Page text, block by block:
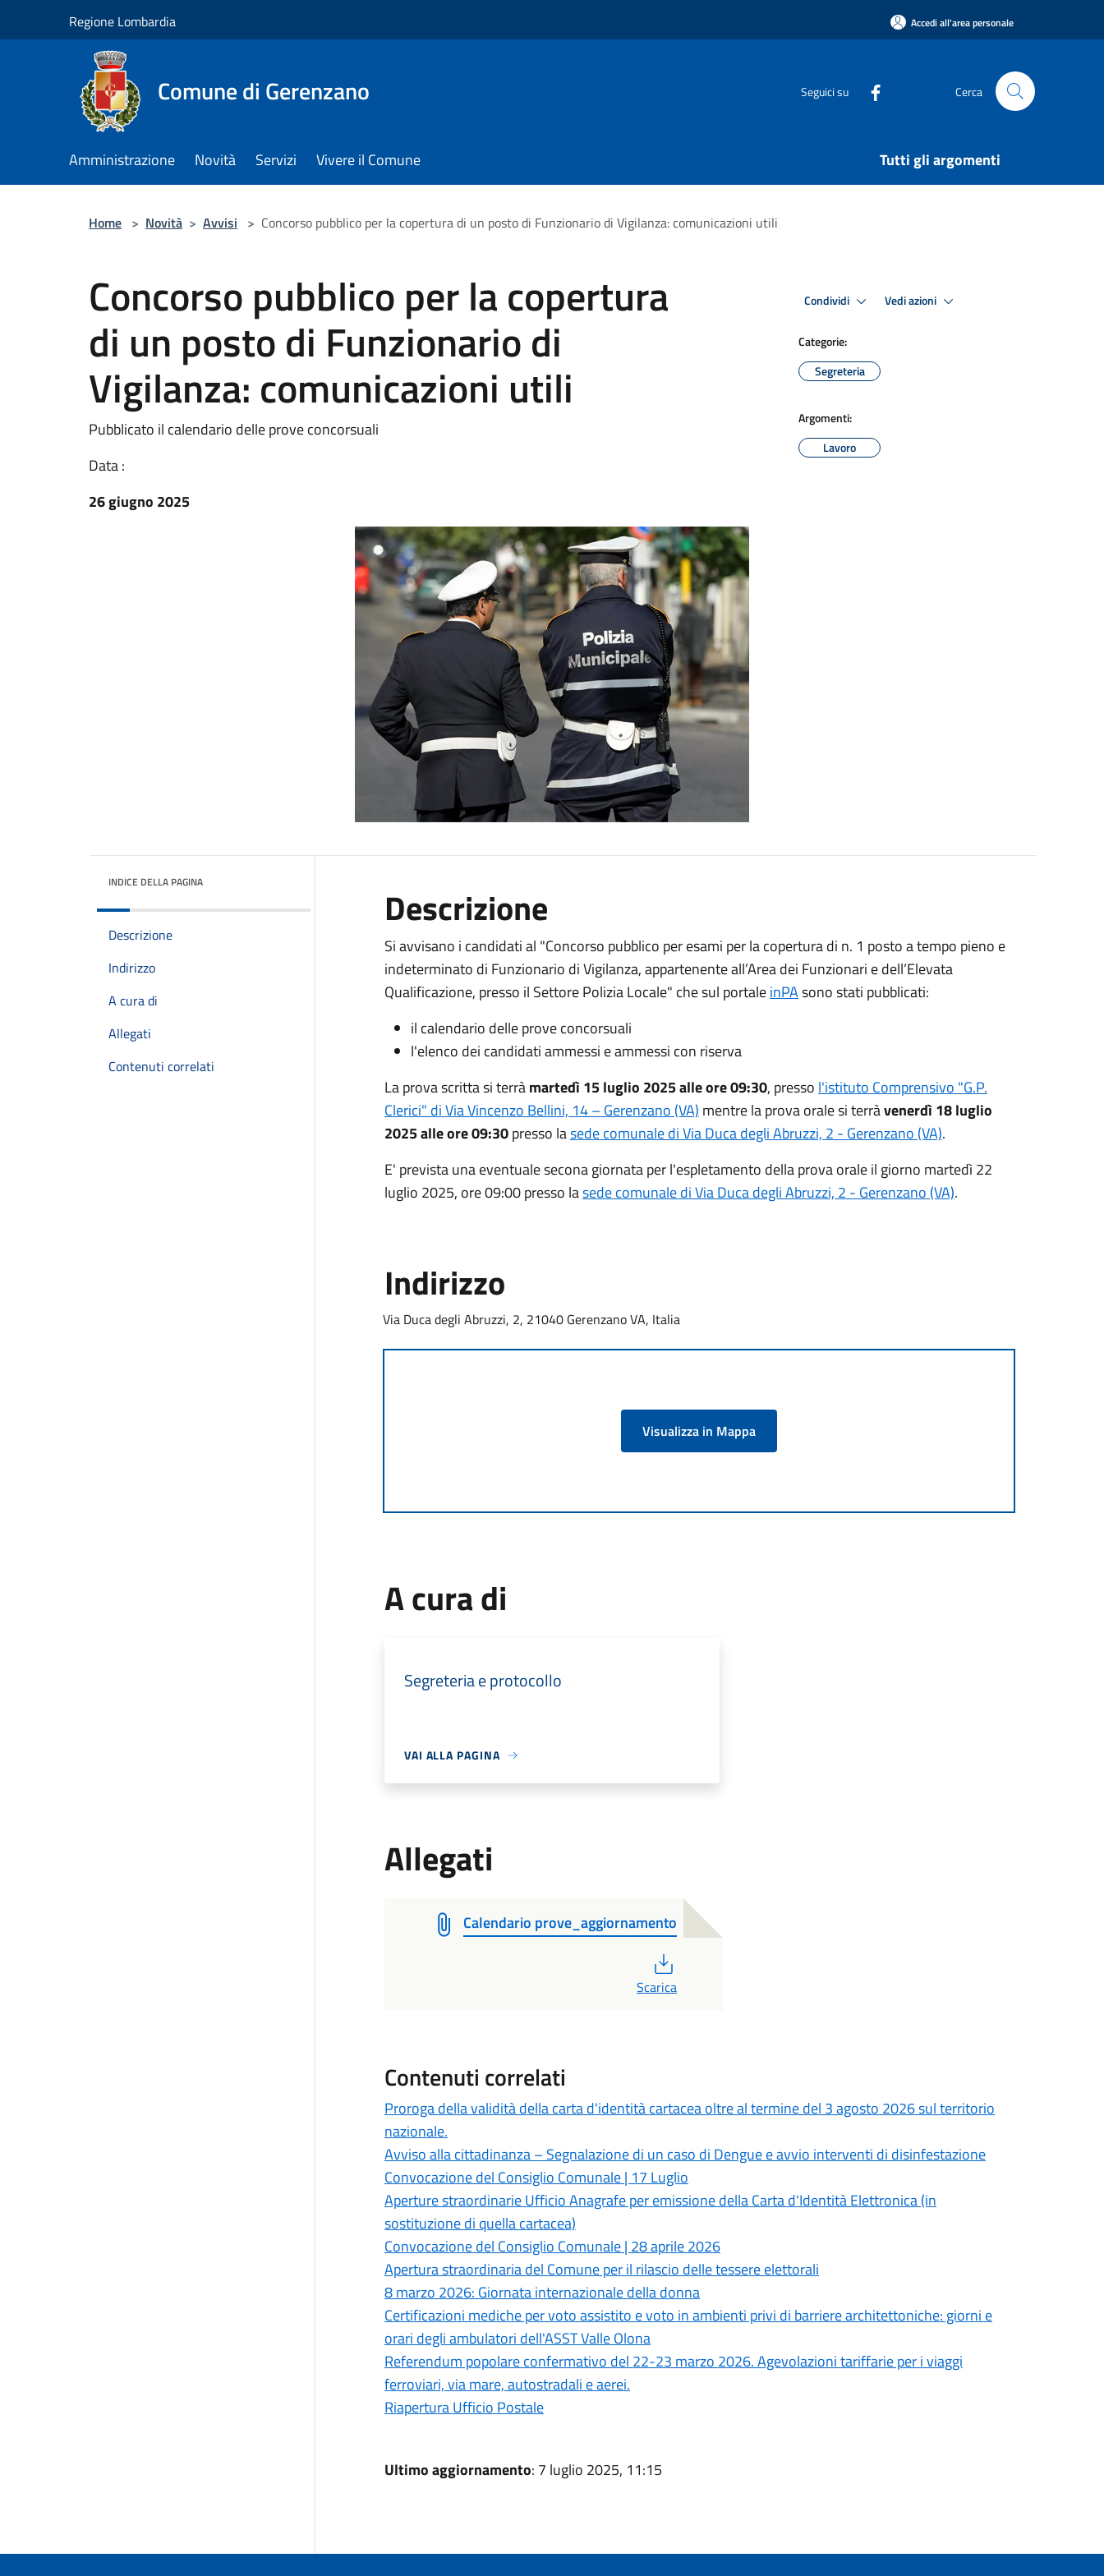
Regione Lombardia Accedi all'area personale
Comune di Gerenzano Seguici su Cerca
Amministrazione Novità Servizi Vivere il Comune Tutti gli argomenti
Home > Novità > Avvisi > Concorso pubblico per la copertura di un posto di Funzionario di Vigilanza: comunicazioni utili
Concorso pubblico per la copertura
di un posto di Funzionario di
Vigilanza: comunicazioni utili
Pubblicato il calendario delle prove concorsuali
Data :
26 giugno 2025
Condividi Vedi azioni
Categorie:
Segreteria
Argomenti:
Lavoro
INDICE DELLA PAGINA
Descrizione
Indirizzo
A cura di
Allegati
Contenuti correlati
Descrizione
Si avvisano i candidati al "Concorso pubblico per esami per la copertura di n. 1 posto a tempo pieno e
indeterminato di Funzionario di Vigilanza, appartenente all’Area dei Funzionari e dell’Elevata
Qualificazione, presso il Settore Polizia Locale" che sul portaleinPAsono stati pubblicati:
il calendario delle prove concorsuali
l'elenco dei candidati ammessi e ammessi con riserva
La prova scritta si terràmartedì 15 luglio 2025 alle ore 09:30, presso l'istituto Comprensivo "G.P.
Clerici" di Via Vincenzo Bellini, 14 – Gerenzano (VA) mentre la prova orale si terràvenerdì 18 luglio
2025 alle ore 09:30presso lasede comunale di Via Duca degli Abruzzi, 2 - Gerenzano (VA).
E' prevista una eventuale secona giornata per l'espletamento della prova orale il giorno martedì 22
luglio 2025, ore 09:00 presso lasede comunale di Via Duca degli Abruzzi, 2 - Gerenzano (VA).
Indirizzo
Via Duca degli Abruzzi, 2, 21040 Gerenzano VA, Italia
Visualizza in Mappa
A cura di
Segreteria e protocollo
VAI ALLA PAGINA
Allegati
Calendario prove_aggiornamento
Scarica
Contenuti correlati
Proroga della validità della carta d'identità cartacea oltre al termine del 3 agosto 2026 sul territorio
nazionale.
Avviso alla cittadinanza – Segnalazione di un caso di Dengue e avvio interventi di disinfestazione
Convocazione del Consiglio Comunale | 17 Luglio
Aperture straordinarie Ufficio Anagrafe per emissione della Carta d'Identità Elettronica (in
sostituzione di quella cartacea)
Convocazione del Consiglio Comunale | 28 aprile 2026
Apertura straordinaria del Comune per il rilascio delle tessere elettorali
8 marzo 2026: Giornata internazionale della donna
Certificazioni mediche per voto assistito e voto in ambienti privi di barriere architettoniche: giorni e
orari degli ambulatori dell'ASST Valle Olona
Referendum popolare confermativo del 22-23 marzo 2026. Agevolazioni tariffarie per i viaggi
ferroviari, via mare, autostradali e aerei.
Riapertura Ufficio Postale
Ultimo aggiornamento: 7 luglio 2025, 11:15